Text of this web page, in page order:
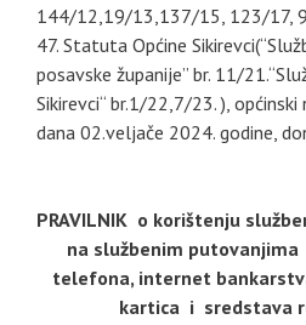
144/12,19/13,137/15, 123/17,
47. Statuta Općine
posavske županije” br. 11/
Sikirevci“ br.1/22,7/23. ), općinski
dana 02.veljače 2024. godine,
PRAVILNIK o korištenju
na službenim putovanjima
telefona, internet
kartica i sredstava